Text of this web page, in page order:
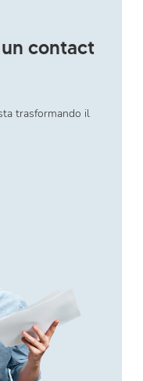
contact
trasformando il